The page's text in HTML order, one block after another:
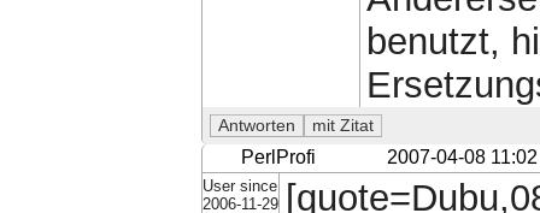
benutzt,
PerlProfi 2007-04-08 11:02
User since
2006-11-29